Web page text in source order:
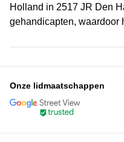
Holland in 2517 JR Den
gehandicapten, waardoor
Onze lidmaatschappen